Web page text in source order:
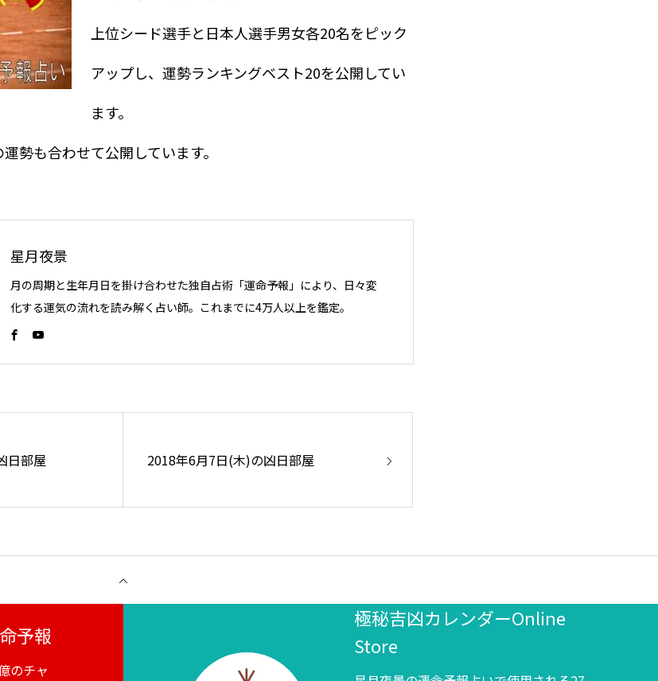
上位シード選手と日本人選手男女各20名をピック
アップし、運勢ランキングベスト20を公開してい
ます。
勢も合わせて公開しています。
星月夜景
月の周期と生年月日を掛け合わせた独自占術「運命予報」により、日々変
化する運気の流れを読み解く占い師。これまでに4万人以上を鑑定。
日部屋 2018年6月7日(木)の凶日部屋
予報
のチャ
極秘吉凶カレンダーOnline
Store